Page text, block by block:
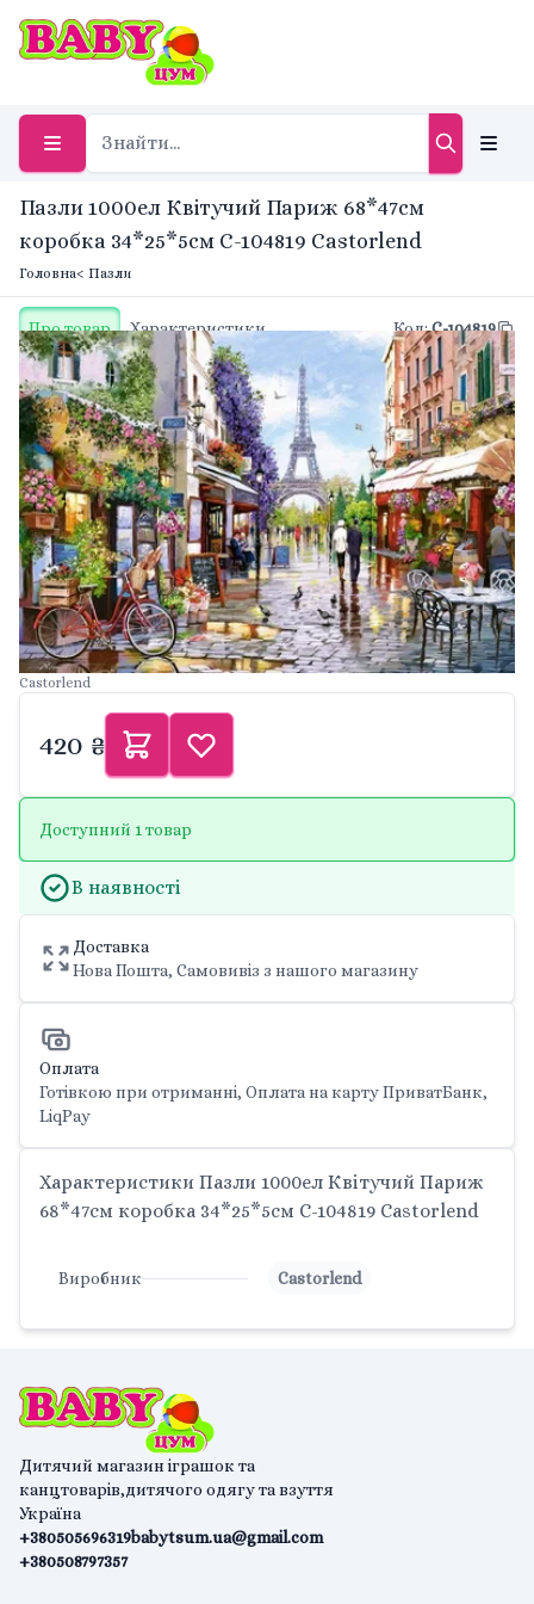
Пазли 1000ел Квітучий Париж 68*47см
коробка 34*25*5см C-104819 Castorlend
Головна< Пазли
Про товар Характеристики Код:C-104819
Castorlend
420 ₴
Доступний 1 товар
В наявності
Доставка
Нова Пошта, Самовивіз з нашого магазину
Оплата
Готівкою при отриманні, Оплата на карту ПриватБанк,
LiqPay
Характеристики Пазли 1000ел Квітучий Париж
68*47см коробка 34*25*5см C-104819 Castorlend
Виробник Castorlend
Дитячий магазин іграшок та
канцтоварів,дитячого одягу та взуття
Україна
+380505696319
+380508797357
babytsum.ua@gmail.com